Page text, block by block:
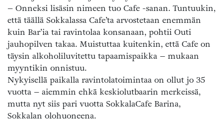
– Onneksi lisäsin nimeen tuo Cafe -sanan. Tuntuukin,
että täällä Sokkalassa Cafe’ta arvostetaan enemmän
kuin Bar’ia tai ravintolaa konsanaan, pohtii Outi
jauhopilven takaa. Muistuttaa kuitenkin, että Cafe on
täysin alkoholiluvitettu tapaamispaikka – mukaan
myyntikin onnistuu.
Nykyisellä paikalla ravintolatoimintaa on ollut jo 35
vuotta – aiemmin ehkä keskiolutbaarin merkeissä,
mutta nyt siis pari vuotta SokkalaCafe Barina,
Sokkalan olohuoneena.